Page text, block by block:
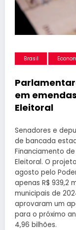
Brasil
em
Eleitoral
Senadores e
de bancada
Financiamento
Eleitoral. O
agosto pelo
apenas R$ 939,2
municipais de
aprovaram um
para o próximo
4,96 bilhões.